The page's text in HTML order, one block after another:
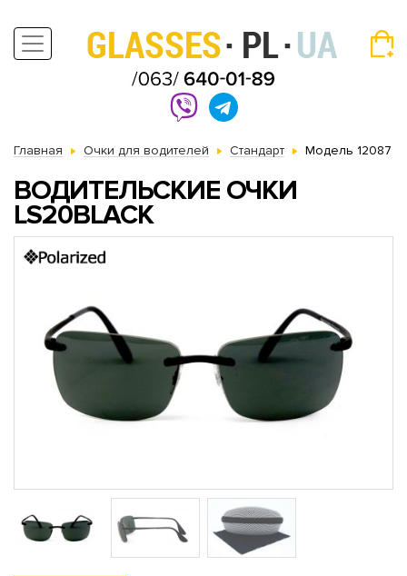
Главная Очки для водителей Стандарт Модель 12087
ВОДИТЕЛЬСКИЕ ОЧКИ
LS20BLACK